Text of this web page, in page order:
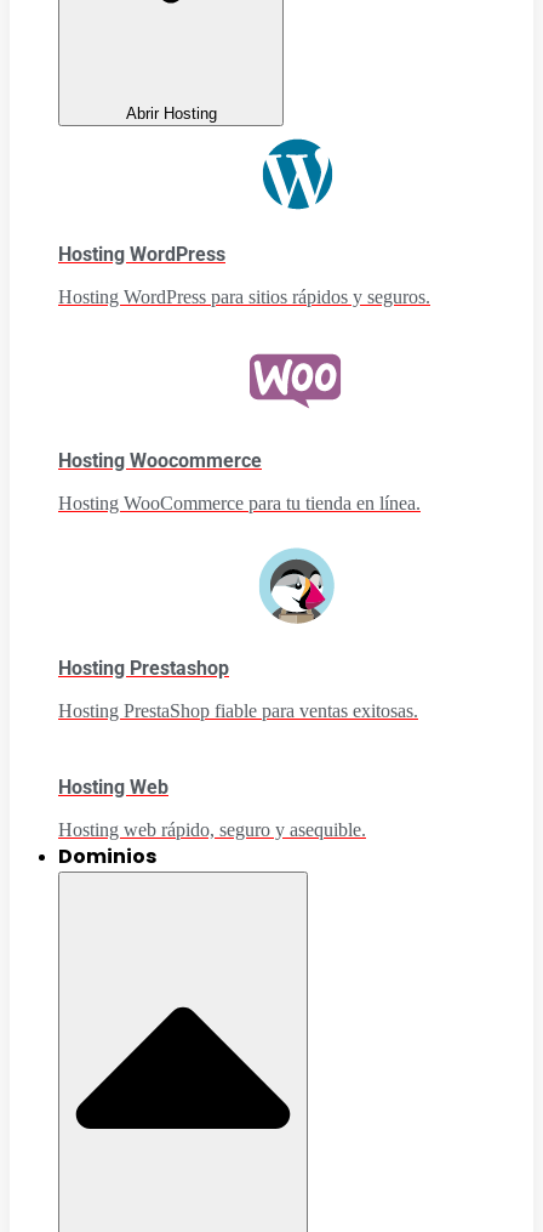
Abrir Hosting
Hosting WordPress
Hosting WordPress para sitios rápidos y seguros.
Hosting Woocommerce
Hosting WooCommerce para tu tienda en línea.
Hosting Prestashop
Hosting PrestaShop fiable para ventas exitosas.
Hosting Web
Hosting web rápido, seguro y asequible.
Dominios